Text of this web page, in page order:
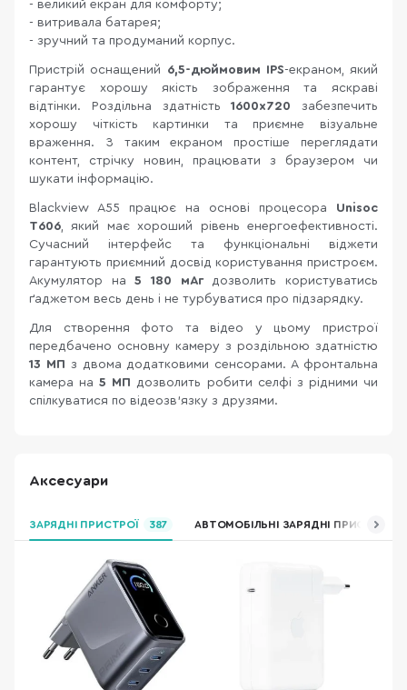
- великий екран для комфорту;
- витривала батарея;
- зручний та продуманий корпус.
Пристрій оснащений 6,5-дюймовим IPS-екраном, який
гарантує хорошу якість зображення та яскраві
відтінки. Роздільна здатність1600х720 забезпечить
хорошу чіткість картинки та приємне візуальне
враження. З таким екраном простіше переглядати
контент, стрічку новин, працювати з браузером чи
шукати інформацію.
Blackview A55 працює на основі процесора Unisoc
T606, який має хороший рівень енергоефективності.
Сучасний інтерфейс та функціональні віджети
гарантують приємний досвід користування пристроєм.
Акумулятор на 5 180 мАгдозволить користуватись
ґаджетом весь день і не турбуватися про підзарядку.
Для створення фото та відео у цьому пристрої
передбачено основну камеру з роздільною здатністю
13 МП з двома додатковими сенсорами. А фронтальна
камера на5 МП дозволить робити селфі з рідними чи
спілкуватися по відеозв'язку з друзями.
Аксесуари
ЗАРЯДНІ ПРИСТРОЇ 387 АВТОМОБІЛЬНІ ЗАРЯДНІ ПРИСТРОЇ